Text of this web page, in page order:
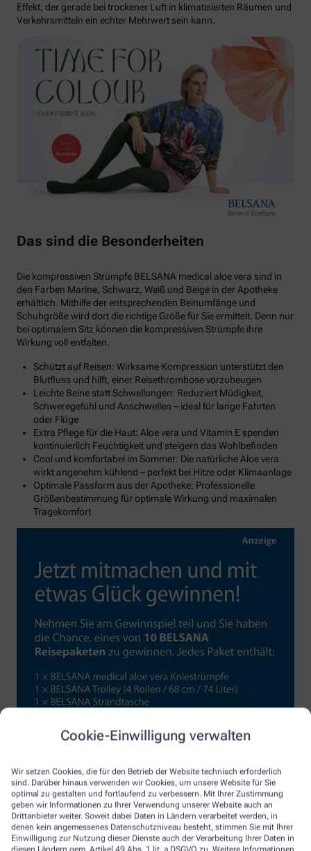
Cookie-Einwilligung verwalten
Wir setzen Cookies, die für den Betrieb der Website technisch erforderlich
sind. Darüber hinaus verwenden wir Cookies, um unsere Website für Sie
optimal zu gestalten und fortlaufend zu verbessern. Mit Ihrer Zustimmung
geben wir Informationen zu Ihrer Verwendung unserer Website auch an
Drittanbieter weiter. Soweit dabei Daten in Ländern verarbeitet werden, in
denen kein angemessenes Datenschutzniveau besteht, stimmen Sie mit Ihrer
Einwilligung zur Nutzung dieser Dienste auch der Verarbeitung Ihrer Daten in
Effekt, der gerade bei trockener Luft in klimatisierten Räumen und
Verkehrsmitteln ein echter Mehrwert sein kann.
Das sind die Besonderheiten
Die kompressiven Strümpfe BELSANA medical aloe vera sind in
den Farben Marine, Schwarz, Weiß und Beige in der Apotheke
erhältlich. Mithilfe der entsprechenden Beinumfänge und
Schuhgröße wird dort die richtige Größe für Sie ermittelt. Denn nur
bei optimalem Sitz können die kompressiven Strümpfe ihre
Wirkung voll entfalten.
Schützt auf Reisen: Wirksame Kompression unterstützt den
Blutfluss und hilft, einer Reisethrombose vorzubeugen
Leichte Beine statt Schwellungen: Reduziert Müdigkeit,
Schweregefühl und Anschwellen – ideal für lange Fahrten
oder Flüge
Extra Pflege für die Haut: Aloe vera und Vitamin E spenden
kontinuierlich Feuchtigkeit und steigern das Wohlbefinden
Cool und komfortabel im Sommer: Die natürliche Aloe vera
wirkt angenehm kühlend – perfekt bei Hitze oder Klimaanlage
Optimale Passform aus der Apotheke: Professionelle
Größenbestimmung für optimale Wirkung und maximalen
Tragekomfort